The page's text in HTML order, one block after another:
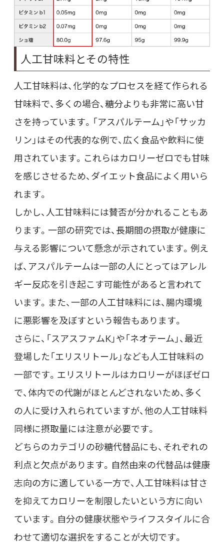
人工甘味料とその特性
人工甘味料は、化学的なプロセスを経て作られる
甘味料で、多くの場合、糖分よりも非常に高い甘
さを持っています。「アスパルテーム」や「サッカ
リン」はその代表的な例で、広く食品や飲料に使
用されています。これらはカロリーゼロでも甘味
を感じさせるため、ダイエット食品によく用いら
れます。
しかし、人工甘味料には賛否が分かれることもあ
ります。一部の研究では、長期間の摂取が健康に
与える影響について懸念が示されています。例え
ば、アスパルテームは一部の人にとってはアレル
ギー反応を引き起こす可能性があると言われて
います。また、一部の人工甘味料には、腸内環境
に悪影響を及ぼすという報告もあります。
さらに、「スアスファムK」や「ネオテーム」、最近
登場した「エリスリトール」なども人工甘味料の
一部です。エリスリトールはカロリーがほぼゼロ
で、体内での代謝がほとんどされないため、多く
の人に受け入れられていますが、他の人工甘味料
同様に摂取量には注意が必要です。
どちらのカテゴリの砂糖代替品にも、それぞれの
利点と欠点があります。自然由来の代替品は健康
志向の方に適している一方で、人工甘味料は甘さ
を抑えてカロリーを制限したいという方に向い
ています。自分の健康状態やライフスタイルに合
わせて適切な選択をすることが大切です。